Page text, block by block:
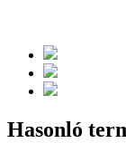
Hasonló